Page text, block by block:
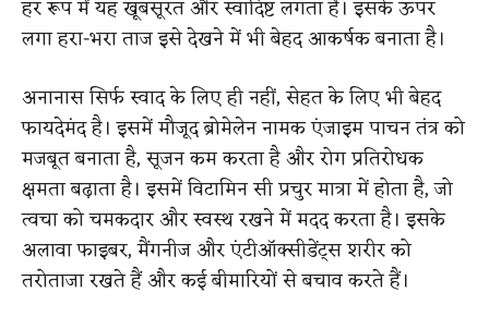
हर रूप में यह खूबसूरत और स्वादिष्ट लगता है। इसके ऊपर
लगा हरा-भरा ताज इसे देखने में भी बेहद आकर्षक बनाता है।
अनानास सिर्फ स्वाद के लिए ही नहीं, सेहत के लिए भी बेहद
फायदेमंद है। इसमें मौजूद ब्रोमेलेन नामक एंजाइम पाचन तंत्र को
मजबूत बनाता है, सूजन कम करता है और रोग प्रतिरोधक
क्षमता बढ़ाता है। इसमें विटामिन सी प्रचुर मात्रा में होता है, जो
त्वचा को चमकदार और स्वस्थ रखने में मदद करता है। इसके
अलावा फाइबर, मैंगनीज और एंटीऑक्सीडेंट्स शरीर को
तरोताजा रखते हैं और कई बीमारियों से बचाव करते हैं।